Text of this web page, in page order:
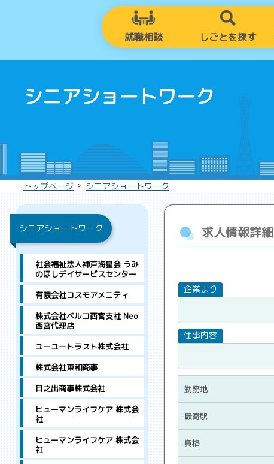
就職相談 しごとを探す
シニアショートワーク
トップページ > シニアショートワーク
求人情報詳細
勤務地
最寄駅
資格
シニアショートワーク
社会福祉法人神戸海星会 うみ
のほしデイサービスセンター
有限会社コスモアメニティ
株式会社ベルコ西宮支社 Neo
西宮代理店
ユーユートラスト株式会社
株式会社東和商事
日之出商事株式会社
ヒューマンライフケア 株式会
社
ヒューマンライフケア 株式会
社